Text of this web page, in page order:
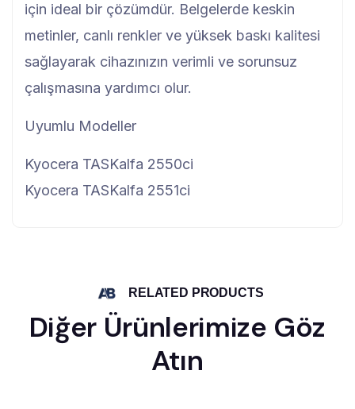
için ideal bir çözümdür. Belgelerde keskin
metinler, canlı renkler ve yüksek baskı kalitesi
sağlayarak cihazınızın verimli ve sorunsuz
çalışmasına yardımcı olur.
Uyumlu Modeller
Kyocera TASKalfa 2550ci
Kyocera TASKalfa 2551ci
RELATED PRODUCTS
Diğer Ürünlerimize Göz
Atın